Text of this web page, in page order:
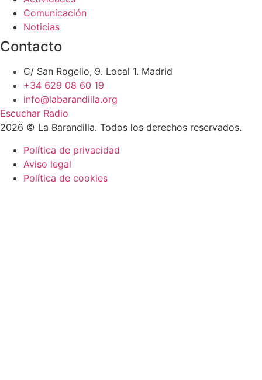
Comunicación
Noticias
Contacto
C/ San Rogelio, 9. Local 1. Madrid
+34 629 08 60 19
info@labarandilla.org
Escuchar Radio
2026 © La Barandilla. Todos los derechos reservados.
Política de privacidad
Aviso legal
Política de cookies